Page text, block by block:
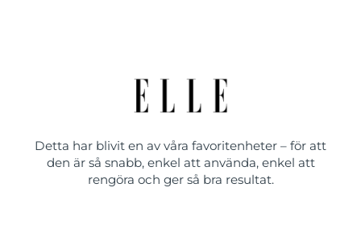
Detta har blivit en av våra favoritenheter – för att
den är så snabb, enkel att använda, enkel att
rengöra och ger så bra resultat.